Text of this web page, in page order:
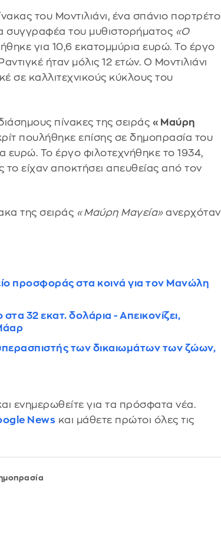
του Μοντιλιάνι, ένα σπάνιο πορτρέτο
συγγραφέα του μυθιστορήματος «Ο
για 10,6 εκατομμύρια ευρώ. Το έργο
ήταν μόλις 12 ετών. Ο Μοντιλιάνι
σε καλλιτεχνικούς κύκλους του
πίνακες της σειράς «Μαύρη
πουλήθηκε επίσης σε δημοπρασία του
ευρώ. Το έργο φιλοτεχνήθηκε το 1934,
το είχαν αποκτήσει απευθείας από τον
της σειράς «Μαύρη Μαγεία»ανερχόταν
προσφοράς στα κοινά για τον Μανώλη
32 εκατ. δολάρια - Απεικονίζει,
των δικαιωμάτων των ζώων,
ενημερωθείτε για τα πρόσφατα νέα.
News και μάθετε πρώτοι όλες τις